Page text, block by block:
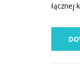
łącznej